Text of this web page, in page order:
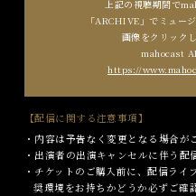
上記の視聴期間で
「ARCHIVE」で ミュー
画像をクリック
mahocast
https://
【配信に関する注意事項】
・内容は予告なく変更となる場合が
・出演者の出演キャンセルに伴う配
・チケットのご購入前に、配信ラ
奨環境をお持ちかどうか必ずご確